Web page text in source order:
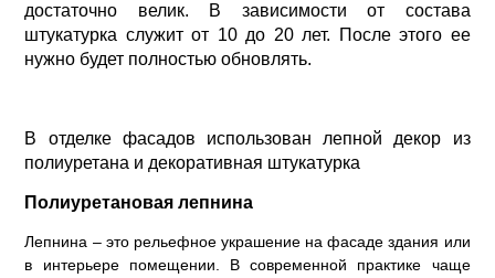
достаточно велик. В зависимости от состава
штукатурка служит от 10 до 20 лет. После этого ее
нужно будет полностью обновлять.
В отделке фасадов использован лепной декор из
полиуретана и декоративная штукатурка
Полиуретановая лепнина
Лепнина – это рельефное украшение на фасаде здания или
в интерьере помещении. В современной практике чаще